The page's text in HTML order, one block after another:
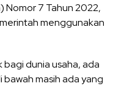
Nomor 7 Tahun 2022,
menggunakan
bagi dunia usaha, ada
masih ada yang